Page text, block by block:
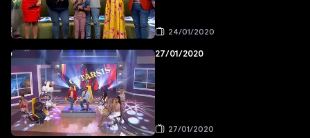
24/01/2020
27/01/2020
27/01/2020